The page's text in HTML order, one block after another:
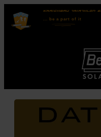
KRAICHGAU TRIATHLON
... bea part of it